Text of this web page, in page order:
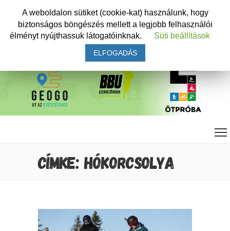
CÍMKE: HÓKORCSOLYA
A weboldalon sütiket (cookie-kat) használunk, hogy
biztonságos böngészés mellett a legjobb felhasználói
élményt nyújthassuk látogatóinknak.
Süti beállítások
ELFOGADÁS